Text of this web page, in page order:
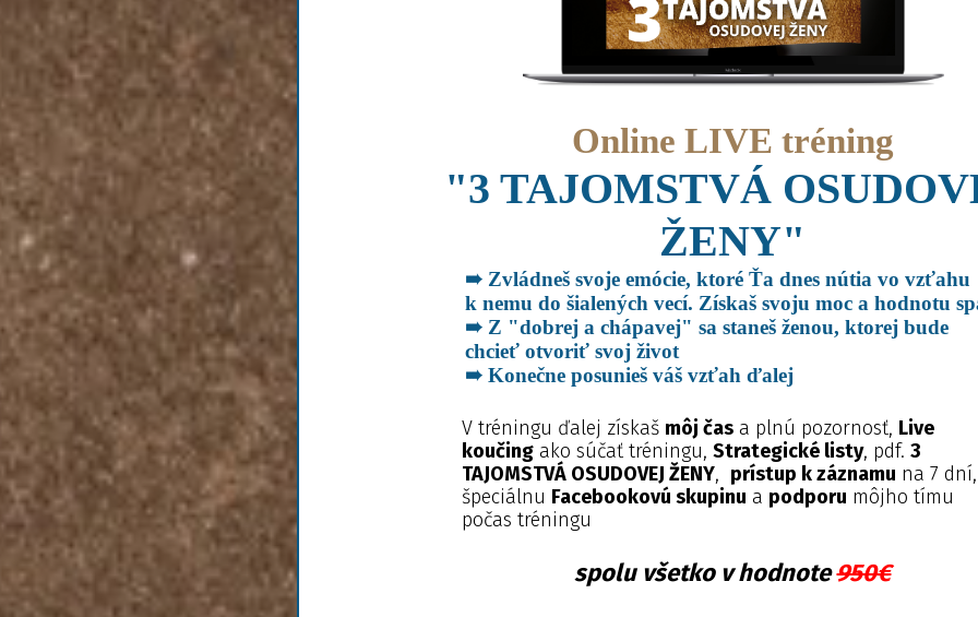
Online LIVE tréning
"3 TAJOMSTVÁ
ŽENY"
➠ Zvládneš svoje emócie, ktoré Ťa dnes nútia vo vzťahu
k nemu do šialených vecí. Získaš svoju moc a hodnotu
➠ Z "dobrej a chápavej" sa staneš ženou, ktorej bude
chcieť otvoriť svoj život
➠ Konečne posunieš váš vzťah ďalej
V tréningu ďalej získaš môj časa plnú pozornosť, Live
koučingako súčať tréningu, Strategické listy, pdf. 3
TAJOMSTVÁ OSUDOVEJ ŽENY, prístup k záznamu na 7 dní,
špeciálnu Facebookovú skupinu a podporu môjho tímu
počas tréningu
spolu všetko v hodnote950€